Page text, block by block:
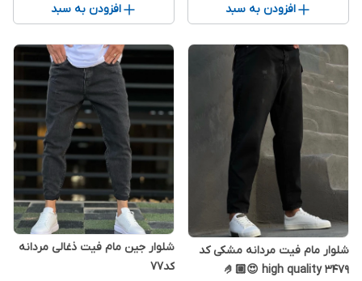
افزودن به سبد افزودن به سبد
شلوار مام فیت مردانه مشکی کد
۳۴۷۹ 🤌🏼😍 high quality
شلوار جین مام فیت ذغالی مردانه
کد77